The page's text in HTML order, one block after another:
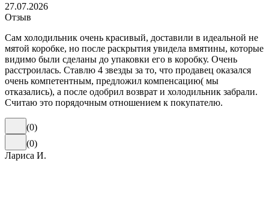
27.07.2026
Отзыв
Сам холодильник очень красивый, доставили в идеальной не
мятой коробке, но после раскрытия увидела вмятины, которые
видимо были сделаны до упаковки его в коробку. Очень
расстроилась. Ставлю 4 звезды за то, что продавец оказался
очень компетентным, предложил компенсацию( мы
отказались), а после одобрил возврат и холодильник забрали.
Считаю это порядочным отношением к покупателю.
(0)
(0)
Лариса И.